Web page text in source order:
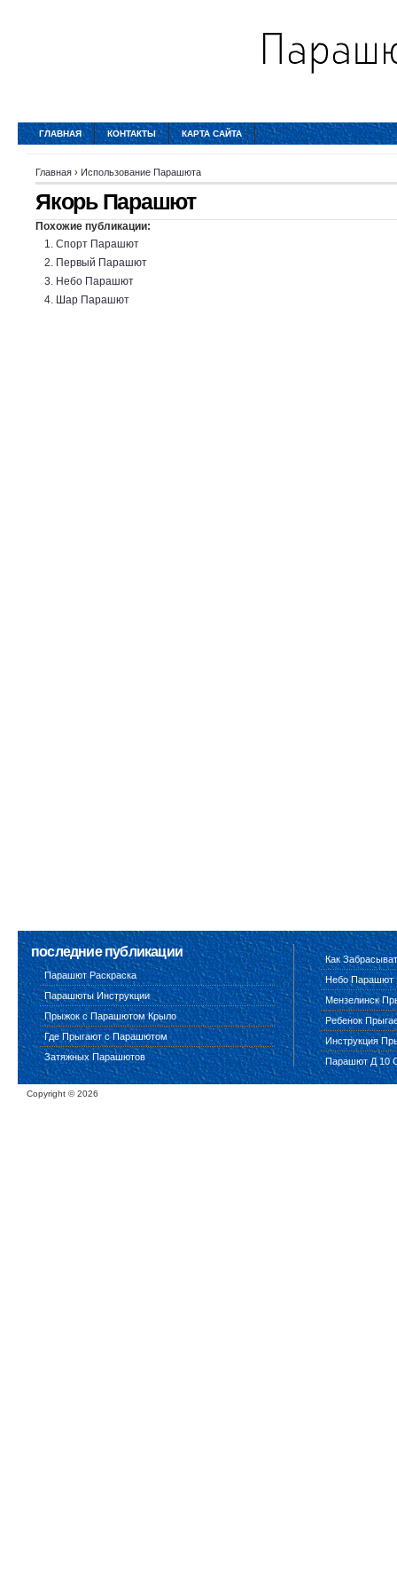
ГЛАВНАЯ КОНТАКТЫ КАРТА САЙТА
Главная › Использование Парашюта
Якорь Парашют
Похожие публикации:
Спорт Парашют
Первый Парашют
Небо Парашют
Шар Парашют
последние публикации
Парашют Раскраска
Парашюты Инструкции
Прыжок с Парашютом Крыло
Где Прыгают с Парашютом
Затяжных Парашютов
Как
Небо Парашют
Мензелинск
Ребенок
Инструкция
Парашют Д 10
Copyright ©2026